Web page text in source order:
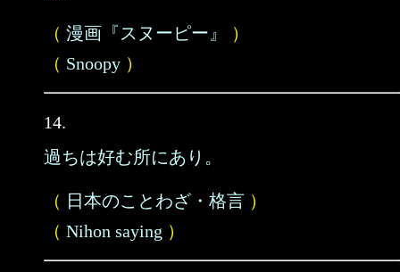
（ 漫画『スヌーピー』
）
（ Snoopy ）
14.
過ちは好む所にあり。
（ 日本のことわざ・格言 ）
（ Nihon saying ）